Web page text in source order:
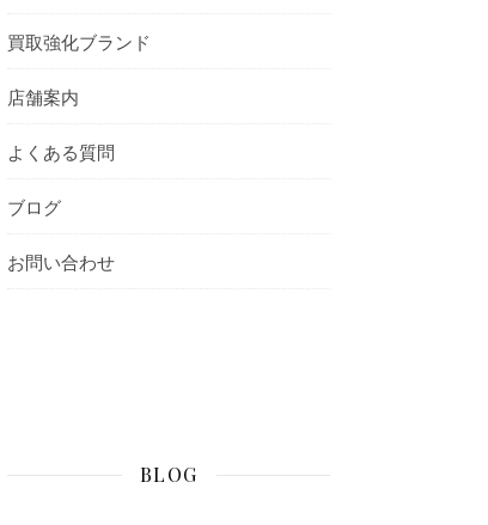
買取強化ブランド
店舗案内
よくある質問
ブログ
お問い合わせ
BLOG